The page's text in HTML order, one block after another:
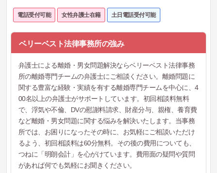
電話受付可能 女性弁護士在籍 土日電話受付可能
ベリーベスト法律事務所の強み
弁護士による離婚・男女問題解決ならベリーベスト法律事務
所の離婚専門チームの弁護士にご相談ください。離婚問題に
関する豊富な経験・実績を有する離婚専門チームを中心に、4
00名以上の弁護士がサポートしています。初回相談料無料
で、浮気や不倫、DVの慰謝料請求、財産分与、親権、養育費
など離婚・男女問題に関する悩みを解決いたします。当事務
所では、お困りになったその時に、お気軽にご相談いただけ
るよう、初回相談料は60分無料。その後の費用についても、
つねに「明朗会計」を心がけています。費用面の疑問や質問
があれば何でも気軽にお聞きください。